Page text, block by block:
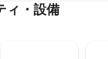
ィ・設備